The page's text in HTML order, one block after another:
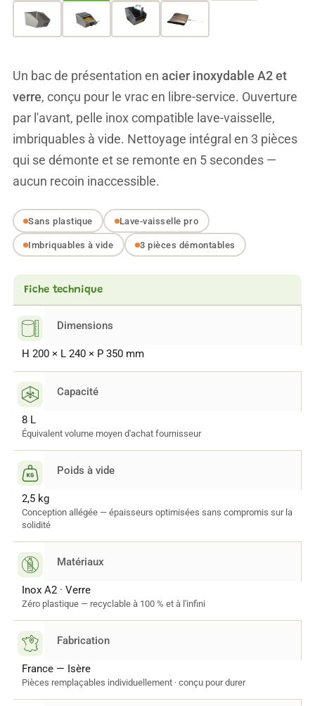
Un bac de présentation en acier inoxydable A2 et
verre, conçu pour le vrac en libre-service. Ouverture
par l'avant, pelle inox compatible lave-vaisselle,
imbriquables à vide. Nettoyage intégral en 3 pièces
qui se démonte et se remonte en 5 secondes —
aucun recoin inaccessible.
Sans plastique Lave-vaisselle pro
Imbriquables à vide 3 pièces démontables
Fiche technique
Dimensions
H 200 × L 240 × P 350 mm
Capacité
8 L
Équivalent volume moyen d'achat fournisseur
Poids à vide
2,5 kg
Conception allégée — épaisseurs optimisées sans compromis sur la
solidité
Matériaux
Inox A2 · Verre
Zéro plastique — recyclable à 100 % et à l'infini
Fabrication
France — Isère
Pièces remplaçables individuellement · conçu pour durer